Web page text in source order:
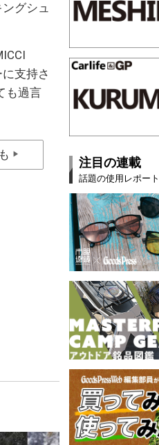
ングシュ
支持さ
も過言
▶
注目の連載
話題の使用レポート